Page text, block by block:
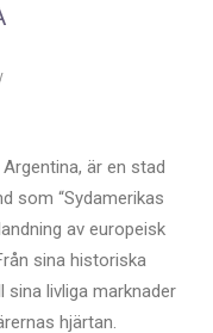
är en stad
som “Sydamerikas
av europeisk
sina historiska
sina livliga marknader
hjärtan.